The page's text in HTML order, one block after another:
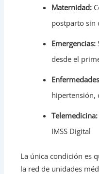
Maternidad:
postparto sin
Emergencias:
desde el
hipertensión,
Telemedicina:
IMSS Digital
La única condición es
la red de unidades